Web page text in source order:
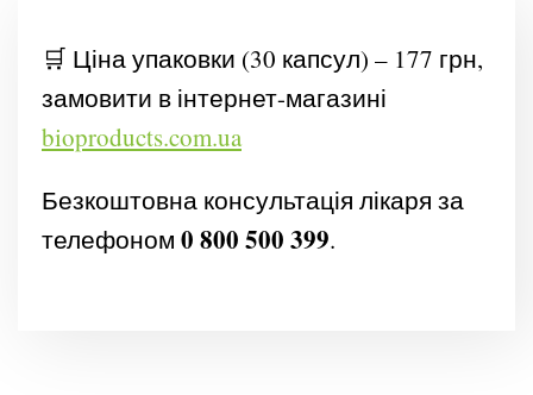
🛒 Ціна упаковки (30 капсул) – 177 грн,
замовити в інтернет-магазині
bioproducts.com.ua
Безкоштовна консультація лікаря за
телефоном 0 800 500 399.